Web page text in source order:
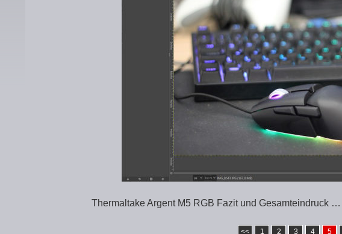
Thermaltake Argent M5 RGB Fazit und Gesamteindruck …
<< 1 2 3 4 5